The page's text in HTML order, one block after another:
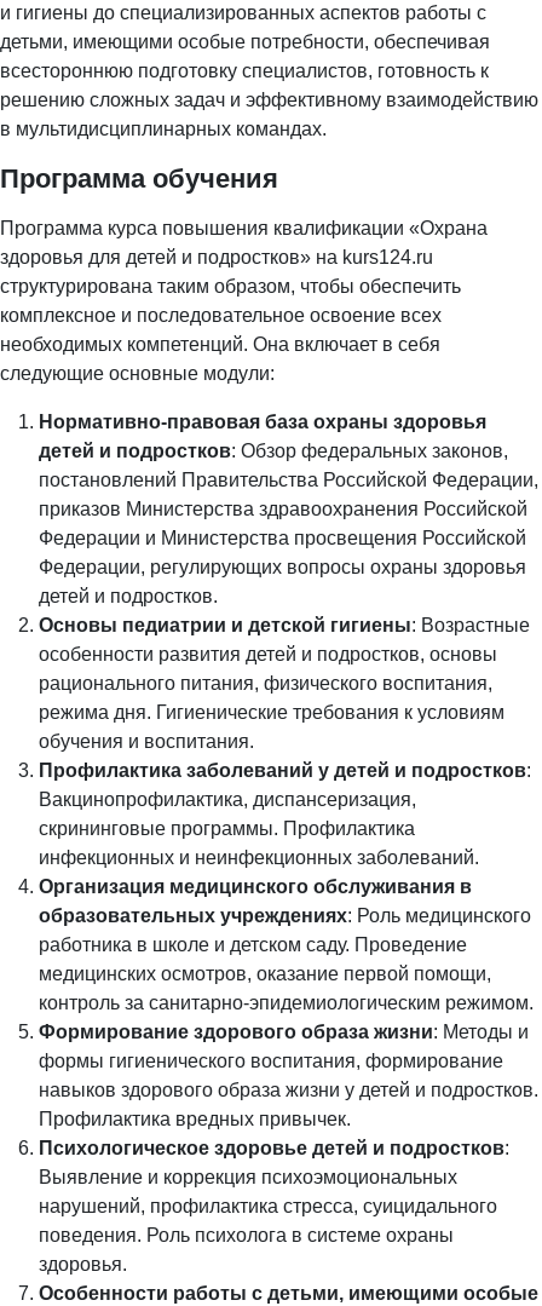
и гигиены до специализированных аспектов работы с
детьми, имеющими особые потребности, обеспечивая
всестороннюю подготовку специалистов, готовность к
решению сложных задач и эффективному взаимодействию
в мультидисциплинарных командах.
Программа обучения
Программа курса повышения квалификации «Охрана
здоровья для детей и подростков» на kurs124.ru
структурирована таким образом, чтобы обеспечить
комплексное и последовательное освоение всех
необходимых компетенций. Она включает в себя
следующие основные модули:
Нормативно-правовая база охраны здоровья
детей и подростков: Обзор федеральных законов,
постановлений Правительства Российской Федерации,
приказов Министерства здравоохранения Российской
Федерации и Министерства просвещения Российской
Федерации, регулирующих вопросы охраны здоровья
детей и подростков.
Основы педиатрии и детской гигиены: Возрастные
особенности развития детей и подростков, основы
рационального питания, физического воспитания,
режима дня. Гигиенические требования к условиям
обучения и воспитания.
Профилактика заболеваний у детей и подростков:
Вакцинопрофилактика, диспансеризация,
скрининговые программы. Профилактика
инфекционных и неинфекционных заболеваний.
Организация медицинского обслуживания в
образовательных учреждениях: Роль медицинского
работника в школе и детском саду. Проведение
медицинских осмотров, оказание первой помощи,
контроль за санитарно-эпидемиологическим режимом.
Формирование здорового образа жизни: Методы и
формы гигиенического воспитания, формирование
навыков здорового образа жизни у детей и подростков.
Профилактика вредных привычек.
Психологическое здоровье детей и подростков:
Выявление и коррекция психоэмоциональных
нарушений, профилактика стресса, суицидального
поведения. Роль психолога в системе охраны
здоровья.
Особенности работы с детьми, имеющими особые